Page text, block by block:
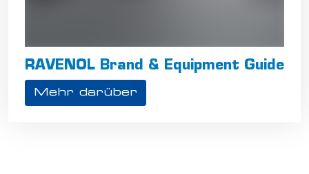
RAVENOL Brand & Equipment Guide
Mehr darüber